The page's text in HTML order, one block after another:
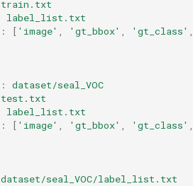
train.txt
label_list.txt
: [ 'image' , 'gt_bbox' , 'gt_class'
:
dataset/seal_VOC
test.txt
label_list.txt
: [ 'image' , 'gt_bbox' , 'gt_class'
dataset/seal_VOC/label_list.txt